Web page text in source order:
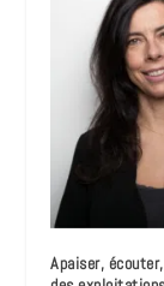
Apaiser,